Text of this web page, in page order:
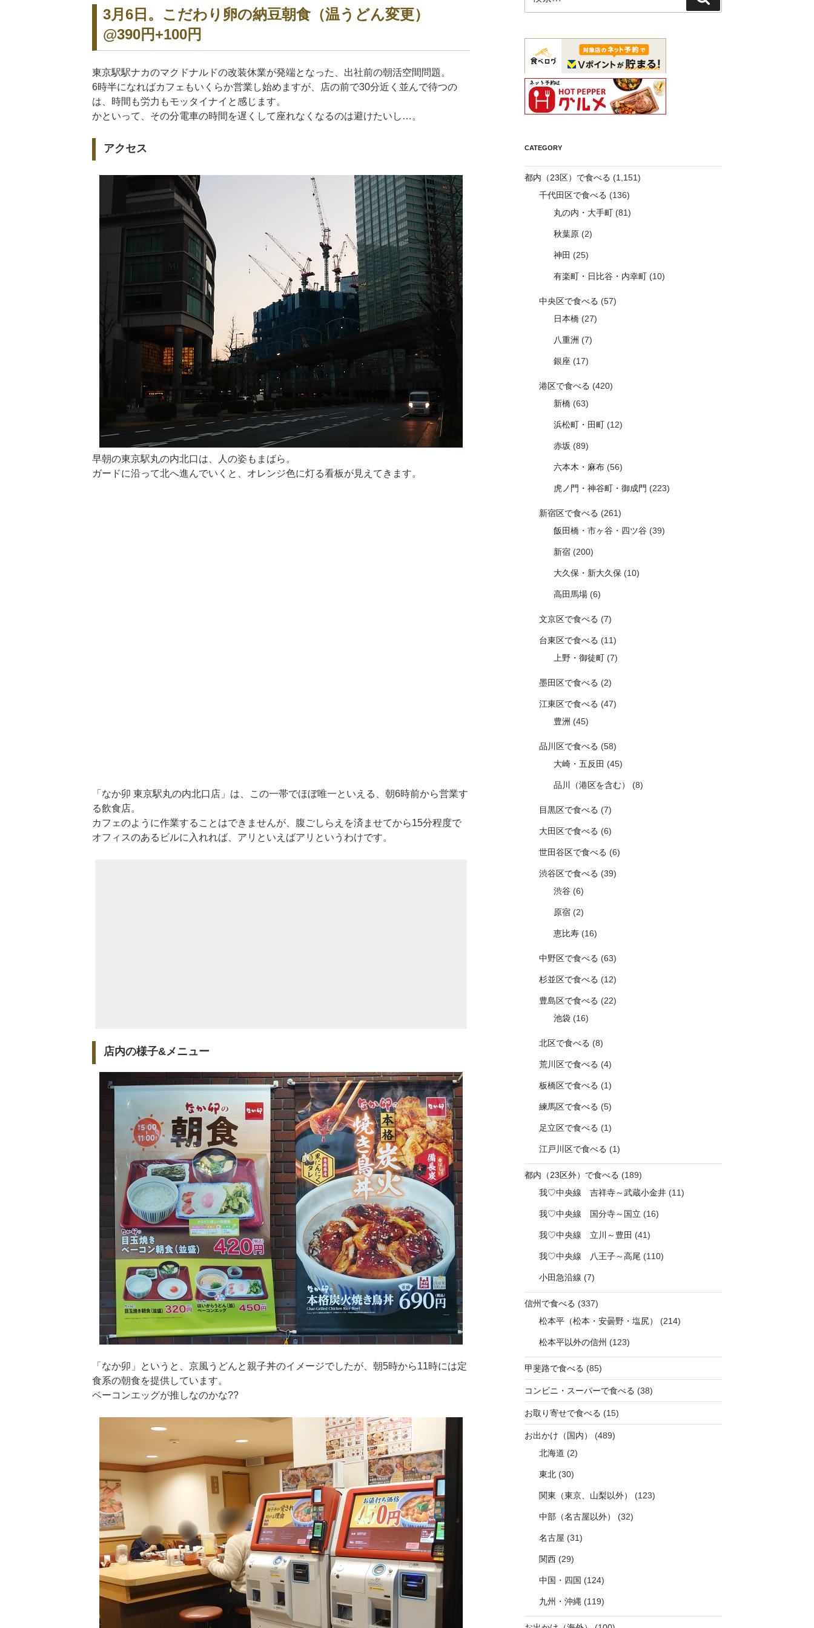
3月6日。こだわり卵の納豆朝食（温うどん変更）
@390円+100円
東京駅駅ナカのマクドナルドの改装休業が発端となった、出社前の朝活空間問題。
6時半になればカフェもいくらか営業し始めますが、店の前で30分近く並んで待つの
は、時間も労力もモッタイナイと感じます。
かといって、その分電車の時間を遅くして座れなくなるのは避けたいし…。
アクセス
早朝の東京駅丸の内北口は、人の姿もまばら。
ガードに沿って北へ進んでいくと、オレンジ色に灯る看板が見えてきます。
「なか卯 東京駅丸の内北口店」は、この一帯でほぼ唯一といえる、朝6時前から営業す
る飲食店。
カフェのように作業することはできませんが、腹ごしらえを済ませてから15分程度で
オフィスのあるビルに入れれば、アリといえばアリというわけです。
店内の様子&メニュー
「なか卯」というと、京風うどんと親子丼のイメージでしたが、朝5時から11時には定
食系の朝食を提供しています。
ベーコンエッグが推しなのかな??
索:
索
CATEGORY
都内（23区）で食べる (1,151)
千代田区で食べる (136)
丸の内・大手町 (81)
秋葉原 (2)
神田 (25)
有楽町・日比谷・内幸町 (10)
中央区で食べる (57)
日本橋 (27)
八重洲 (7)
銀座 (17)
港区で食べる (420)
新橋 (63)
浜松町・田町 (12)
赤坂 (89)
六本木・麻布 (56)
虎ノ門・神谷町・御成門 (223)
新宿区で食べる (261)
飯田橋・市ヶ谷・四ツ谷 (39)
新宿 (200)
大久保・新大久保 (10)
高田馬場 (6)
文京区で食べる (7)
台東区で食べる (11)
上野・御徒町 (7)
墨田区で食べる (2)
江東区で食べる (47)
豊洲 (45)
品川区で食べる (58)
大崎・五反田 (45)
品川（港区を含む） (8)
目黒区で食べる (7)
大田区で食べる (6)
世田谷区で食べる (6)
渋谷区で食べる (39)
渋谷 (6)
原宿 (2)
恵比寿 (16)
中野区で食べる (63)
杉並区で食べる (12)
豊島区で食べる (22)
池袋 (16)
北区で食べる (8)
荒川区で食べる (4)
板橋区で食べる (1)
練馬区で食べる (5)
足立区で食べる (1)
江戸川区で食べる (1)
都内（23区外）で食べる (189)
我♡中央線 吉祥寺～武蔵小金井 (11)
我♡中央線 国分寺～国立 (16)
我♡中央線 立川～豊田 (41)
我♡中央線 八王子～高尾 (110)
小田急沿線 (7)
信州で食べる (337)
松本平（松本・安曇野・塩尻）
(214)
松本平以外の信州 (123)
甲斐路で食べる (85)
コンビニ・スーパーで食べる (38)
お取り寄せで食べる (15)
お出かけ（国内）
(489)
北海道 (2)
東北 (30)
関東（東京、山梨以外） (123)
中部（名古屋以外） (32)
名古屋 (31)
関西 (29)
中国・四国 (124)
九州・沖縄 (119)